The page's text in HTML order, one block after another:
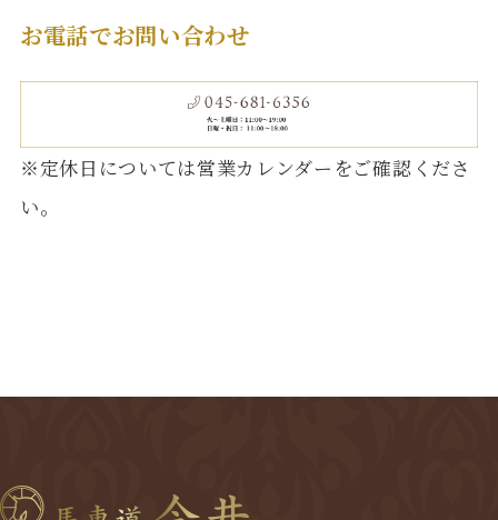
お電話でお問い合わせ
※定休日については営業カレンダーをご確認くださ
い。